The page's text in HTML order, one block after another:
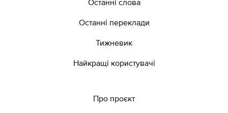
Останні слова
Останні переклади
Тижневик
Найкращі користувачі
Про проєкт